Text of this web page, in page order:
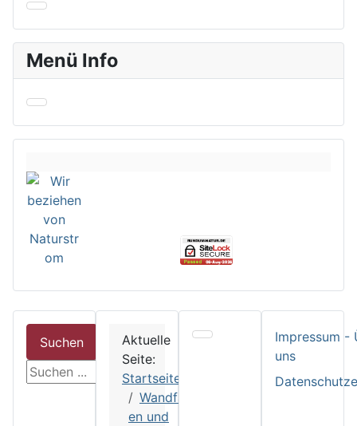
Menü Info
Suchen
suchen
Aktuelle
Seite:
Startseite
Wandfarb
en und
Impressum -
uns